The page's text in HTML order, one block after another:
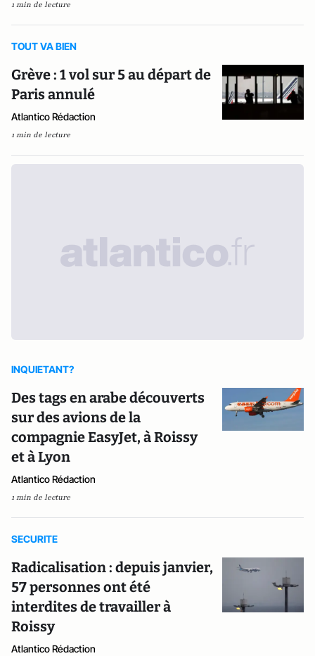
1 min de lecture
TOUT VA BIEN
Grève : 1 vol sur 5 au départ de
Paris annulé
Atlantico Rédaction
1 min de lecture
INQUIETANT?
Des tags en arabe découverts
sur des avions de la
compagnie EasyJet, à Roissy
et à Lyon
Atlantico Rédaction
1 min de lecture
SECURITE
Radicalisation : depuis janvier,
57 personnes ont été
interdites de travailler à
Roissy
Atlantico Rédaction